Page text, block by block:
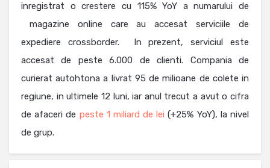
inregistrat o crestere cu 115% YoY a numarului de
magazine online care au accesat serviciile de
expediere crossborder. In prezent, serviciul este
accesat de peste 6.000 de clienti. Compania de
curierat autohtona a livrat 95 de milioane de colete in
regiune, in ultimele 12 luni, iar anul trecut a avut o cifra
de afaceri de peste 1 miliard de lei (+25% YoY), la nivel
de grup.